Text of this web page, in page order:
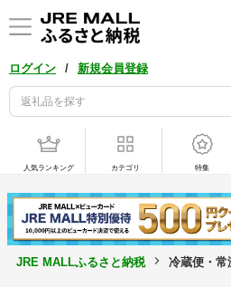
ログイン / 新規会員登録
人気ランキング カテゴリ 特集
JRE MALLふるさと納税 冷蔵便・常